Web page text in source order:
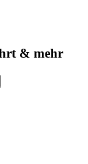
& mehr